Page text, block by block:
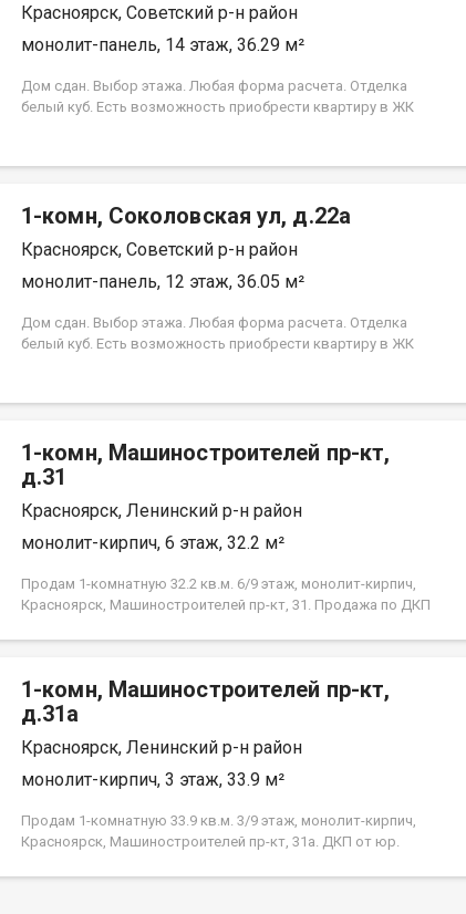
Красноярск, Советский р-н район
монолит-панель, 14 этаж, 36.29 м²
Дом сдан. Выбор этажа. Любая форма расчета. Отделка
белый куб. Есть возможность приобрести квартиру в ЖК
кредита. Под базовую ипотеку сбербанк со ставкой 13.9 %
1-комн, Соколовская ул, д.22а
Красноярск, Советский р-н район
монолит-панель, 12 этаж, 36.05 м²
Дом сдан. Выбор этажа. Любая форма расчета. Отделка
белый куб. Есть возможность приобрести квартиру в ЖК
кредита. Под базовую ипотеку сбербанк со ставкой 13.9 %
1-комн, Машиностроителей пр-кт,
д.31
Красноярск, Ленинский р-н район
монолит-кирпич, 6 этаж, 32.2 м²
Продам 1-комнатную 32.2 кв.м. 6/9 этаж, монолит-кирпич,
Красноярск, Машиностроителей пр-кт, 31. Продажа по ДКП
1-комн, Машиностроителей пр-кт,
д.31а
Красноярск, Ленинский р-н район
монолит-кирпич, 3 этаж, 33.9 м²
Продам 1-комнатную 33.9 кв.м. 3/9 этаж, монолит-кирпич,
Красноярск, Машиностроителей пр-кт, 31а. ДКП от юр.